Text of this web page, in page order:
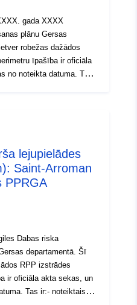
gada XXXX
plānu Gersas
īpašība ir oficiāla
no noteikta datuma. Tas
šis apstiprinātais
pētījuma darbības
lejupielādes
Saint-Arroman
PPRGA
Dabas riska
departamentā. Šī
RPP izstrādes
ir oficiāla akta sekas, un
Tas ir:- noteiktais